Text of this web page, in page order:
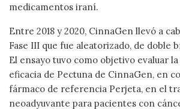
medicamentos iraní.
Entre 2018 y 2020, CinnaGen llevó a
Fase III que fue aleatorizado, de doble
El ensayo tuvo como objetivo evaluar
eficacia de Pectuna de CinnaGen, en
fármaco de referencia Perjeta, en el
neoadyuvante para pacientes con